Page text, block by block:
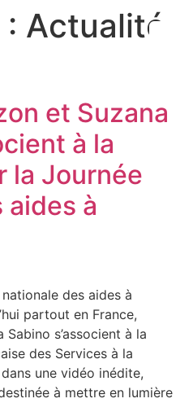
Actualité
et Suzana
à la
la Journée
aides à
des aides à
partout en France,
s’associent à la
des Services à la
une vidéo inédite,
à mettre en lumière